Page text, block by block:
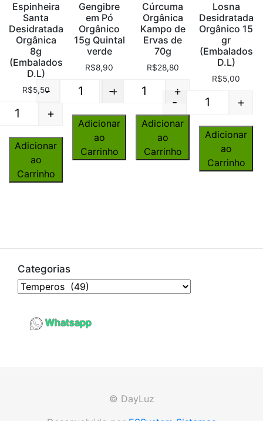
Espinheira
Santa
Desidratada
Orgânica
8g
(Embalados
D.L)
R$5,50
Quantity+
Adicionar
ao
Carrinho
Gengibre
em Pó
Orgânico
15g Quintal
verde
R$8,90
Quantity
- +
Adicionar
ao
Carrinho
Cúrcuma
Orgânica
Kampo de
Ervas de
70g
R$28,80
Quantity
- +
Adicionar
ao
Carrinho
Losna
Desidratada
Orgânico 15
gr
(Embalados
D.L)
R$5,00
Quantity
- +
Adicionar
ao
Carrinho
Categorias
Whatsapp
© DayLuz